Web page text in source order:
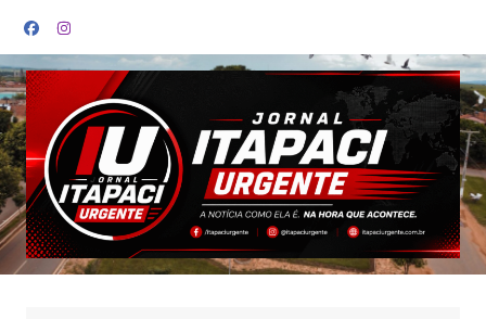
para
o
conteúdo